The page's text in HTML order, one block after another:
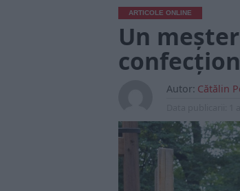
ARTICOLE ONLINE
Un
Autor: Cătălin